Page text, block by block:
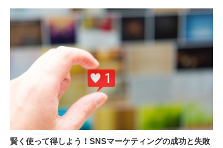
賢く使って得しよう！SNSマーケティングの成功と失敗